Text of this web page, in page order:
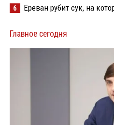
6 Ереван рубит сук, на
Главное сегодня